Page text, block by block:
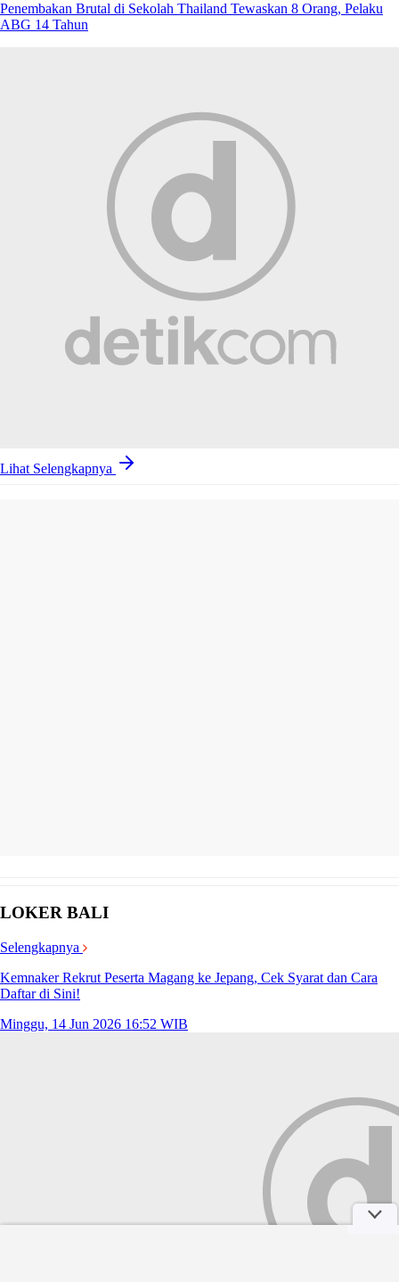
Penembakan Brutal di Sekolah Thailand Tewaskan 8 Orang, Pelaku
ABG 14 Tahun
Lihat Selengkapnya
LOKER BALI
Selengkapnya
Kemnaker Rekrut Peserta Magang ke Jepang, Cek Syarat dan Cara
Daftar di Sini!
Minggu, 14 Jun 2026 16:52 WIB